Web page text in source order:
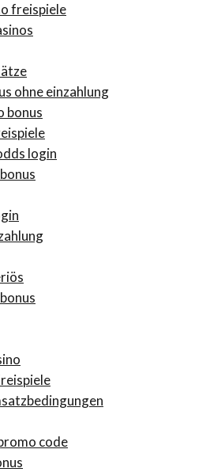
freispiele
ohne einzahlung
bonus
login
code